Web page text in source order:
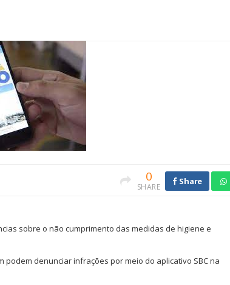
0
SHARE
Share
sobre o não cumprimento das medidas de higiene e
denunciar infrações por meio do aplicativo SBC na